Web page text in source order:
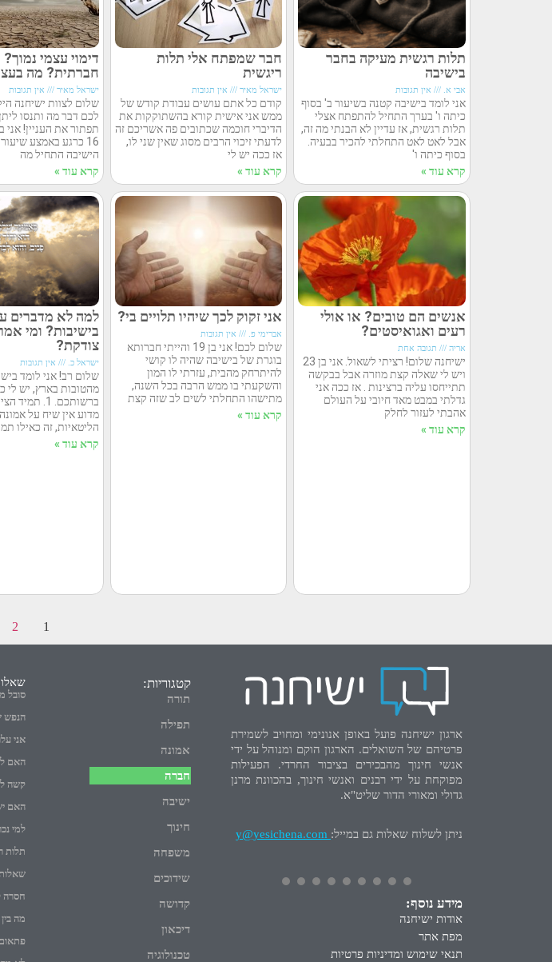
תלות רגשית מעיקה בחבר
בישיבה
אבי א. אין תגובות
אני לומד בישיבה קטנה בשיעור ב' בסוף
כיתה ו' בערך התחיל להתפתח אצלי
תלות רגשית, אז עדיין לא הבנתי מה זה,
אבל לאט לאט התחלתי להכיר בבעיה.
בסוף כיתה ו'
קרא עוד »
חבר שמפתח אלי תלות
ריגשית
ישראל מאיר אין תגובות
קודם כל אתם עושים עבודת קודש של
ממש אני אישית קורא בהשתוקקות את
הדיברי חוכמה שכתובים פה אשריכם זה
לדעתי זיכוי הרבים מסוג שאין שני לו,
אז ככה יש לי
קרא עוד »
דימוי עצמי
חברתית? מה
ישראל מאיר אין תגובות
שלום לצוות ישיחנה
לכם דבר מה ותנסו
תפתור את העניין! אני
16 כרגע באמצע
הישיבה התחיל מה
קרא עוד »
אנשים הם טובים? או אולי
רעים ואגואיסטים?
אריה תגובה אחת
ישיחנה שלום! רציתי לשאול. אני בן 23
ויש לי שאלה קצת מוזרה אבל בבקשה
תתייחסו עליה ברצינות . אז ככה אני
גדלתי במבט מאד חיובי על העולם
אהבתי לעזור לחלק
קרא עוד »
אני זקוק לכך שיהיו תלויים בי?
אברימי פ. אין תגובות
שלום לכם! אני בן 19 והייתי חברותא
בוגרת של בישיבה שהיה לו קושי
להיתרחק מהבית, עזרתי לו המון
והשקעתי בו ממש הרבה בכל השנה,
מתישהו התחלתי לשים לב שזה קצת
קרא עוד »
למה לא מדברים
בישיבות? ומי
צודקת?
ישראל כ. אין תגובות
שלום רב! אני לומד
מהטובות בארץ, יש לי
ברשותכם. 1.
מדוע אין שיח על
הליטאיות, זה כאילו
קרא עוד »
1
2
ארגון ישיחנה פועל באופן אנונימי ומחויב לשמירת
פרטיהם של השואלים. הארגון הוקם ומנוהל על ידי
אנשי חינוך מהבכירים בציבור החרדי. הפעילות
מפוקחת על ידי רבנים ואנשי חינוך, בהכוונת מרנן
גדולי ומאורי הדור שליט"א.
ניתן לשלוח שאלות גם במייל: y@yesichena.com
מידע נוסף:
אודות ישיחנה
מפת אתר
תנאי שימוש ומדיניות פרטיות
קטגוריות:
תורה
תפילה
אמונה
חברה
ישיבה
חינוך
משפחה
שידוכים
קדושה
דיכאון
טכנולוגיה
סובל
הנפש
אני
האם
קשה
האם
למי
תלות
חסרה
מה